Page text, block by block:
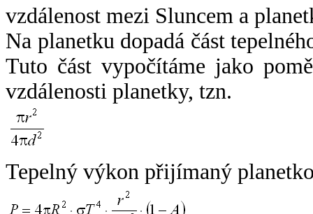
vzdálenost mezi Sluncem a
Na planetku dopadá část
Tuto část vypočítáme jako
vzdálenosti planetky, tzn.
Tepelný výkon přijímaný